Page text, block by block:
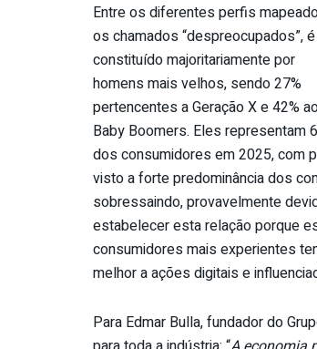
Entre os diferentes perfis
os chamados “despreocupados”, é
constituído majoritariamente por
homens mais velhos, sendo 27%
pertencentes a Geração X e 42%
Baby Boomers. Eles representam
dos consumidores em 2025, com
visto a forte predominância dos
sobressaindo, provavelmente
estabelecer esta relação porque
consumidores mais experientes
melhor a ações digitais e
Para Edmar Bulla, fundador do